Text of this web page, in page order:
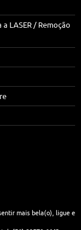
LASER / Remoção
mais bela(o), ligue e